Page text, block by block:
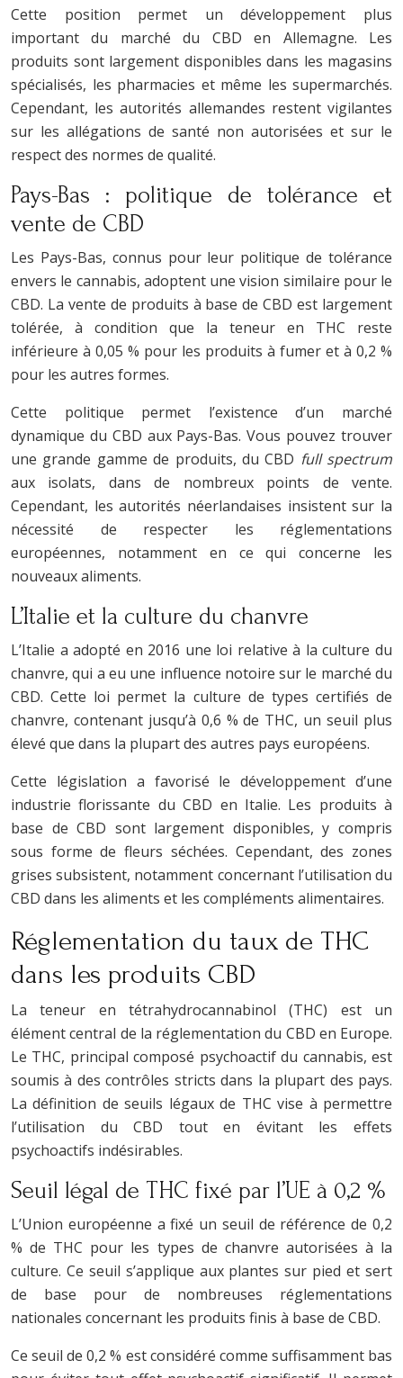
Cette position permet un développement plus
important du marché du CBD en Allemagne. Les
produits sont largement disponibles dans les magasins
spécialisés, les pharmacies et même les supermarchés.
Cependant, les autorités allemandes restent vigilantes
sur les allégations de santé non autorisées et sur le
respect des normes de qualité.
Pays-Bas : politique de tolérance et
vente de CBD
Les Pays-Bas, connus pour leur politique de tolérance
envers le cannabis, adoptent une vision similaire pour le
CBD. La vente de produits à base de CBD est largement
tolérée, à condition que la teneur en THC reste
inférieure à 0,05 % pour les produits à fumer et à 0,2 %
pour les autres formes.
Cette politique permet l’existence d’un marché
dynamique du CBD aux Pays-Bas. Vous pouvez trouver
une grande gamme de produits, du CBD full spectrum
aux isolats, dans de nombreux points de vente.
Cependant, les autorités néerlandaises insistent sur la
nécessité de respecter les réglementations
européennes, notamment en ce qui concerne les
nouveaux aliments.
L’Italie et la culture du chanvre
L’Italie a adopté en 2016 une loi relative à la culture du
chanvre, qui a eu une influence notoire sur le marché du
CBD. Cette loi permet la culture de types certifiés de
chanvre, contenant jusqu’à 0,6 % de THC, un seuil plus
élevé que dans la plupart des autres pays européens.
Cette législation a favorisé le développement d’une
industrie florissante du CBD en Italie. Les produits à
base de CBD sont largement disponibles, y compris
sous forme de fleurs séchées. Cependant, des zones
grises subsistent, notamment concernant l’utilisation du
CBD dans les aliments et les compléments alimentaires.
Réglementation du taux de THC
dans les produits CBD
La teneur en tétrahydrocannabinol (THC) est un
élément central de la réglementation du CBD en Europe.
Le THC, principal composé psychoactif du cannabis, est
soumis à des contrôles stricts dans la plupart des pays.
La définition de seuils légaux de THC vise à permettre
l’utilisation du CBD tout en évitant les effets
psychoactifs indésirables.
Seuil légal de THC fixé par l’UE à 0,2 %
L’Union européenne a fixé un seuil de référence de 0,2
% de THC pour les types de chanvre autorisées à la
culture. Ce seuil s’applique aux plantes sur pied et sert
de base pour de nombreuses réglementations
nationales concernant les produits finis à base de CBD.
Ce seuil de 0,2 % est considéré comme suffisamment bas